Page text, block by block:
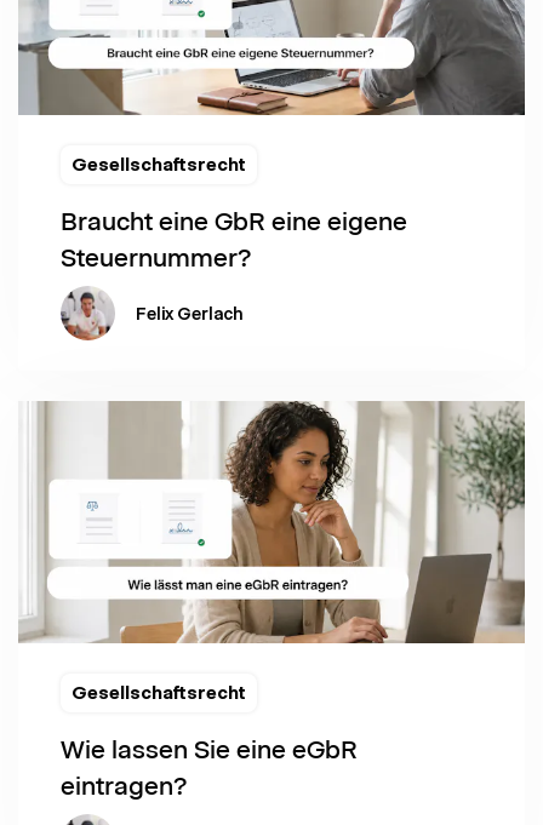
Gesellschaftsrecht
Braucht eine GbR eine eigene
Steuernummer?
Felix Gerlach
Gesellschaftsrecht
Wie lassen Sie eine eGbR
eintragen?